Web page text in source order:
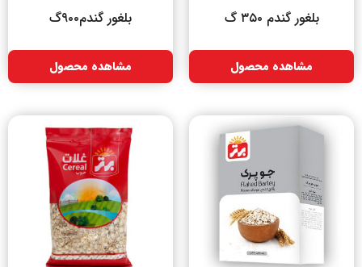
بلغور گندم ۳۵۰ گ
مشاهده محصول
بلغور گندم۹۰۰گ
مشاهده محصول